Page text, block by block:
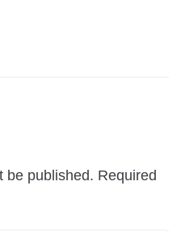
be published. Required